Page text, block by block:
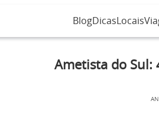
BlogDicas Locais
Ametista do Sul: